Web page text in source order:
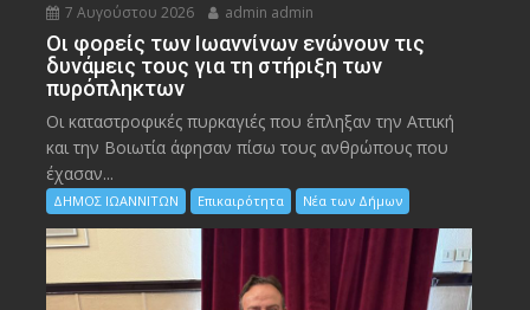
7 Αυγούστου 2026 admin admin
Οι φορείς των Ιωαννίνων ενώνουν τις
δυνάμεις τους για τη στήριξη των
πυρόπληκτων
Οι καταστροφικές πυρκαγιές που έπληξαν την Αττική
και την Bοιωτία άφησαν πίσω τους ανθρώπους που
έχασαν...
ΔΗΜΟΣ ΙΩΑΝΝΙΤΩΝ Επικαιρότητα Νέα των Δήμων